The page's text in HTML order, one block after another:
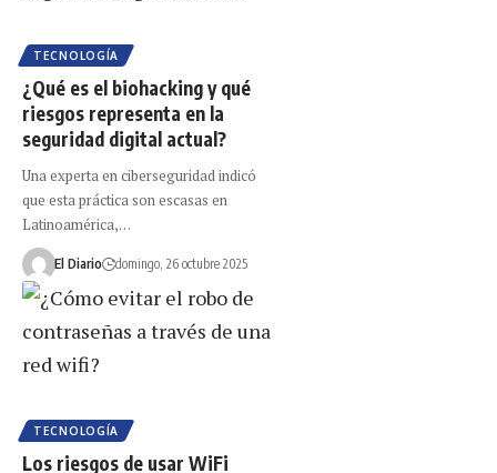
TECNOLOGÍA
¿Qué es el biohacking y qué
riesgos representa en la
seguridad digital actual?
Una experta en ciberseguridad indicó
que esta práctica son escasas en
Latinoamérica,…
El Diario domingo, 26 octubre 2025
TECNOLOGÍA
Los riesgos de usar WiFi